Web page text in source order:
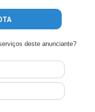
deste anunciante?